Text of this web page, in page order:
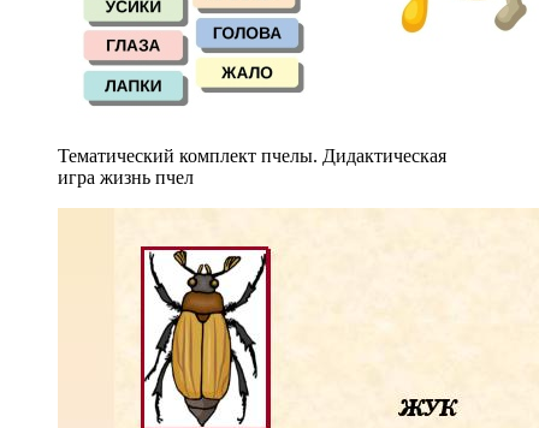
Тематический комплект пчелы. Дидактическая
игра жизнь пчел